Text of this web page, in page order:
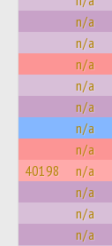
n/a
n/a
n/a
n/a
n/a
n/a
n/a
40198 n/a
n/a
n/a
n/a